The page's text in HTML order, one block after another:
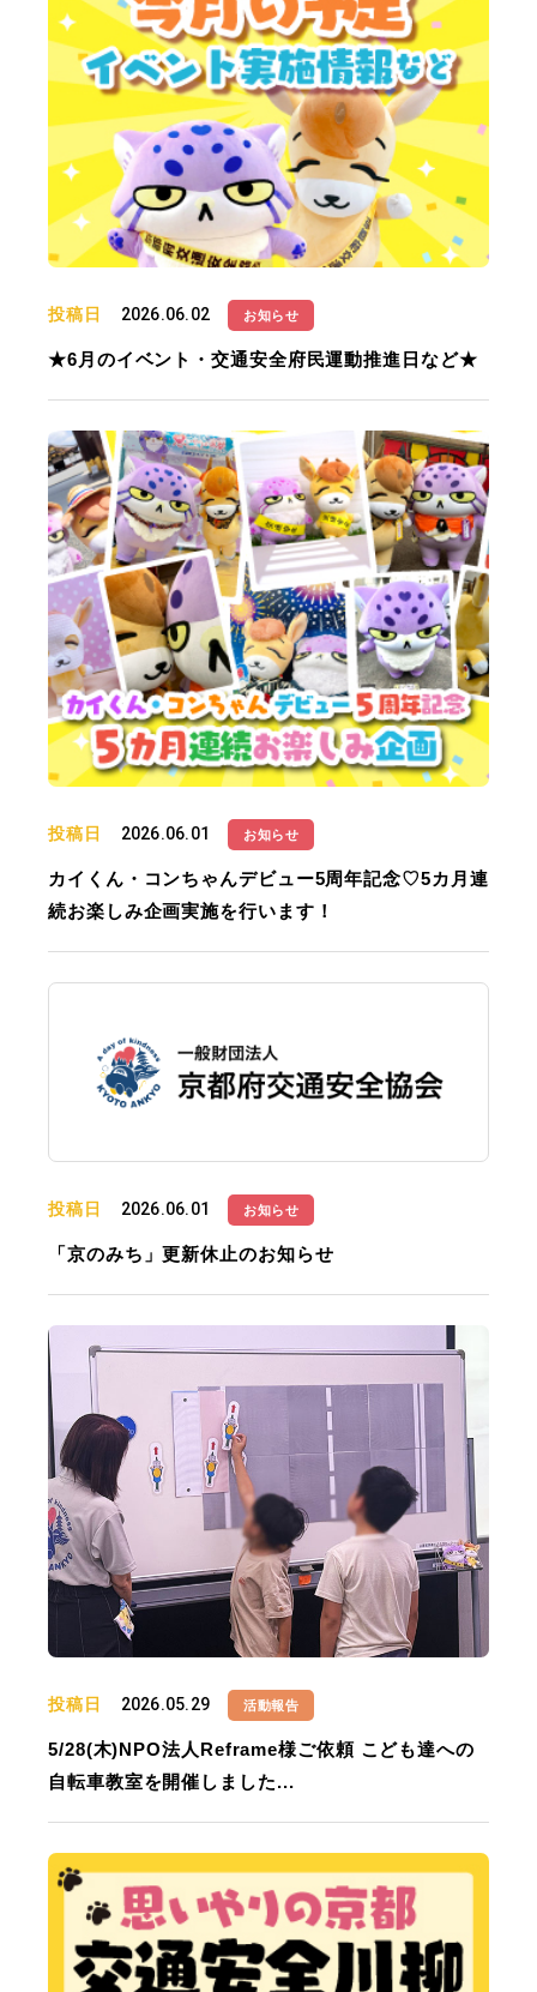
投稿日 2026.06.02 お知らせ
★6月のイベント・交通安全府民運動推進日など★
投稿日 2026.06.01 お知らせ
カイくん・コンちゃんデビュー5周年記念♡5カ月連
続お楽しみ企画実施を行います！
投稿日 2026.06.01 お知らせ
「京のみち」更新休止のお知らせ
投稿日 2026.05.29 活動報告
5/28(木)NPO法人Reframe様ご依頼 こども達への
自転車教室を開催しました...